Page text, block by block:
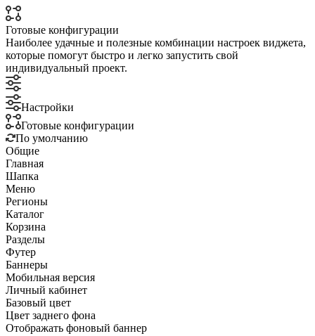
Готовые конфигурации
Наиболее удачные и полезные комбинации настроек виджета,
которые помогут быстро и легко запустить свой
индивидуальный проект.
Настройки
Готовые конфигурации
По умолчанию
Общие
Главная
Шапка
Меню
Регионы
Каталог
Корзина
Разделы
Футер
Баннеры
Мобильная версия
Личный кабинет
Базовый цвет
Цвет заднего фона
Отображать фоновый баннер